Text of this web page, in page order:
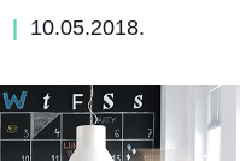
10.05.2018.